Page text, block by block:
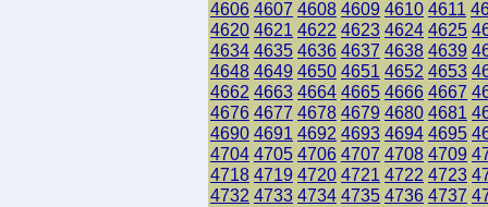
4606 4607 4608 4609 4610 4611
4620 4621 4622 4623 4624 4625
4634 4635 4636 4637 4638 4639
4648 4649 4650 4651 4652 4653
4662 4663 4664 4665 4666 4667
4676 4677 4678 4679 4680 4681
4690 4691 4692 4693 4694 4695
4704 4705 4706 4707 4708 4709
4718 4719 4720 4721 4722 4723
4732 4733 4734 4735 4736 4737